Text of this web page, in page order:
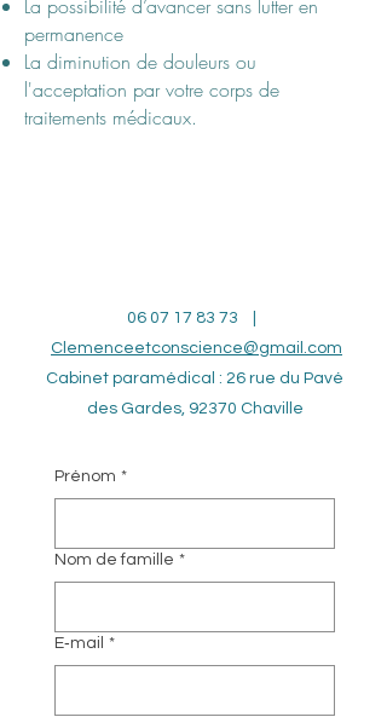
La possibilité d’avancer sans lutter en
permanence
La diminution de douleurs ou
l'acceptation par votre corps de
traitements médicaux.
06 07 17 83 73
Clemenceetconscience@gmail.com
Cabinet paramédical : 26 rue du Pavé
des Gardes, 92370 Chaville
Prénom *
Nom de famille *
E‑mail *